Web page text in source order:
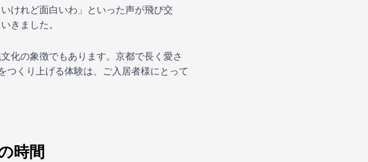
けれど面白いわ」といった声が飛び交
きました。
化の象徴でもあります。京都で長く愛さ
つくり上げる体験は、ご入居者様にとって
時間